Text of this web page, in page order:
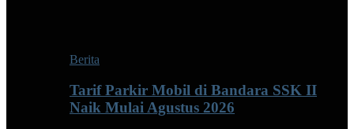
Berita
Tarif Parkir Mobil di Bandara SSK II
Naik Mulai Agustus 2026